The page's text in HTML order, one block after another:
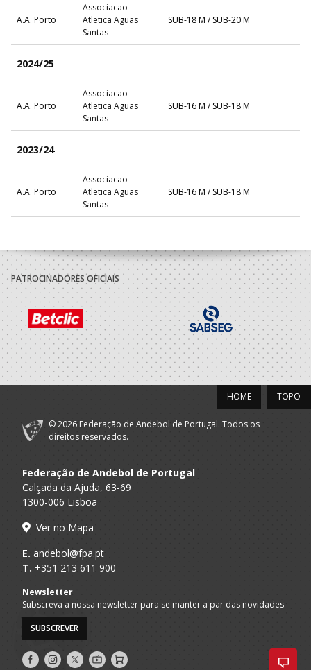
A.A. Porto
Associacao
Atletica Aguas
Santas
SUB-18 M / SUB-20 M
2024/25
A.A. Porto
Associacao
Atletica Aguas
Santas
SUB-16 M / SUB-18 M
2023/24
A.A. Porto
Associacao
Atletica Aguas
Santas
SUB-16 M / SUB-18 M
PATROCINADORES OFICIAIS
TOPO
HOME
© 2026 Federação de Andebol de Portugal. Todos os
direitos reservados.
Federação de Andebol de Portugal
Calçada da Ajuda, 63-69
1300-006 Lisboa
Ver no Mapa
E. andebol@fpa.pt
T. +351 213 611 900
Newsletter
Subscreva a nossa newsletter para se manter a par das novidades
SUBSCREVER
Siga- Siga- Siga- AndebolTV
Loja